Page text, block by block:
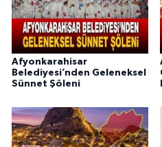
Afyonkarahisar
Belediyesi’nden Geleneksel
Sünnet Şöleni